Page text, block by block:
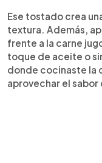
Ese tostado crea
textura. Además,
frente a la carne
toque de aceite o
donde cocinaste la
aprovechar el